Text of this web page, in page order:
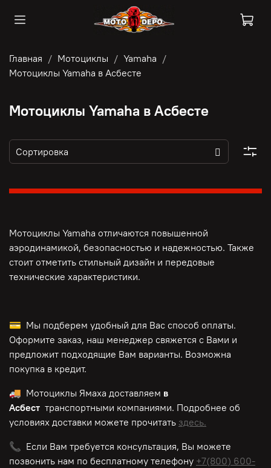
Главная Мотоциклы
Yamaha
Мотоциклы Yamaha в Асбесте
Мотоциклы Yamaha в Асбесте
Мотоциклы Yamaha отличаются повышенной
аэродинамикой, безопасностью и надежностью. Также
стоит отметить стильный дизайн и передовые
технические характеристики.
💳 Мы подберем удобный для Вас способ оплаты.
Оформите заказ, наш менеджер свяжется с Вами и
предложит подходящие Вам варианты. Возможна
покупка в кредит.
🚚 Мотоциклы Ямаха доставляем в
Асбест транспортными компаниями. Подробнее об
условиях доставки можете прочитать здесь.
📞 Если Вам требуется консультация, Вы можете
позвонить нам по бесплатному телефону +7(800) 600-